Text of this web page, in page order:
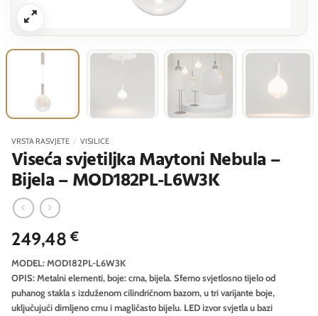
VRSTA RASVJETE / VISILICE
Viseća svjetiljka Maytoni Nebula –
Bijela – MOD182PL-L6W3K
249,48€
MODEL: MOD182PL-L6W3K
OPIS: Metalni elementi, boje: crna, bijela. Sferno svjetlosno tijelo od
puhanog stakla s izduženom cilindričnom bazom, u tri varijante boje,
uključujući dimljeno crnu i magličasto bijelu. LED izvor svjetla u bazi